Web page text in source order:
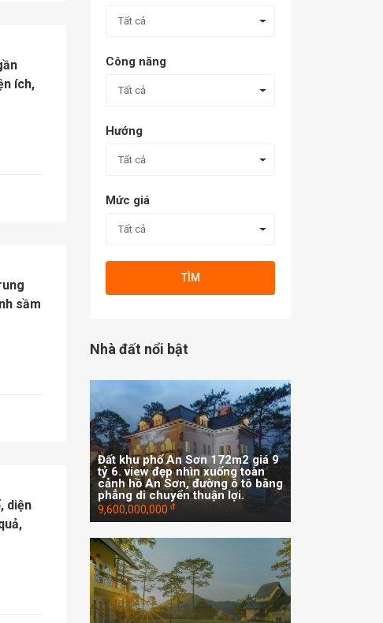
ích,
sầm
diện
Tất cả
Công năng
Tất cả
Hướng
Tất cả
Mức giá
Tất cả
TÌM
Nhà đất nổi bật
Đất khu phố An Sơn 172m2 giá 9
tỷ 6. view đẹp nhìn xuống toàn
cảnh hồ An Sơn, đường ô tô bằng
phẳng di chuyển thuận lợi.
9,600,000,000 đ